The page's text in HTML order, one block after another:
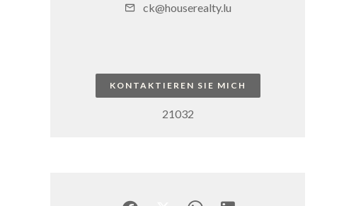
ck@houserealty.lu
KONTAKTIEREN SIE MICH
21032